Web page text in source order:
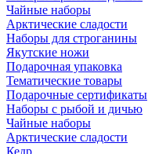
Чайные наборы
Арктические сладости
Наборы для строганины
Якутские ножи
Подарочная упаковка
Тематические товары
Подарочные сертификаты
Наборы с рыбой и дичью
Чайные наборы
Арктические сладости
Кедр